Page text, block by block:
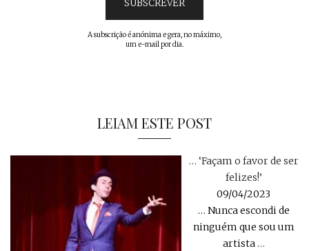
A subscrição é anónima e gera, no máximo,
um e-mail por dia.
LEIAM ESTE POST
… ‘Façam o favor de ser
felizes!’
09/04/2023
… Nunca escondi de
ninguém que sou um
artista…